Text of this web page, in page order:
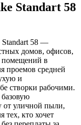
Standart 58
Standart 58 —
домов, офисов,
помещений в
проемов средней
и
створки рабочими.
от уличной пыли,
тех, кто хочет